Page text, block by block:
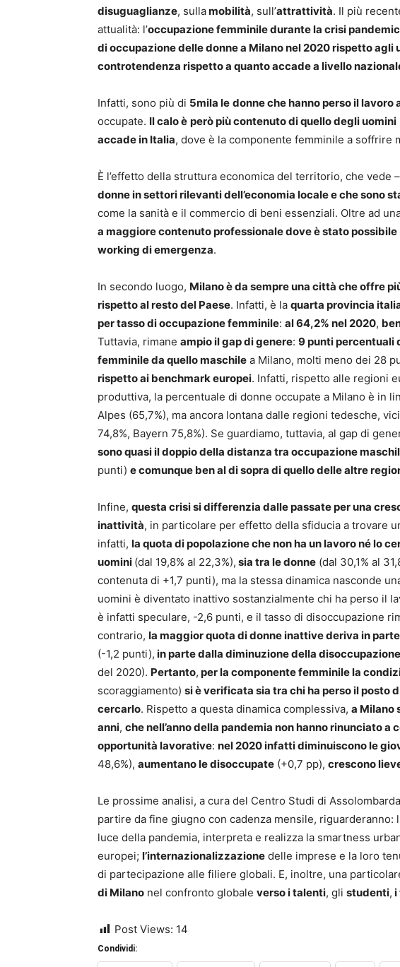
disuguaglianze, sullamobilità, sull’attrattività. Il più
attualità: l’occupazione femminile durante la crisi
di occupazione delle donne a Milano nel 2020 rispetto agli
controtendenza rispetto a quanto accade a livello
Infatti, sono più di 5mila le donne che hanno perso il lavoro
occupate. Il calo è però più contenuto di quello degli uomini
accade in Italia, dove è la componente femminile a soffrire
È l’effetto della struttura economica del territorio, che vede
donne in settori rilevanti dell’economia locale e che sono
come la sanità e il commercio di beni essenziali. Oltre ad
a maggiore contenuto professionale dove è stato possibile
working di emergenza.
In secondo luogo, Milano è da sempre una città che offre
rispetto al resto del Paese. Infatti, è la quarta provincia
per tasso di occupazione femminile: al 64,2% nel 2020,
Tuttavia, rimane ampio il gap di genere: 9 punti percentuali
femminile da quello maschile a Milano, molti meno dei 28
rispetto ai benchmark europei. Infatti, rispetto alle regioni
produttiva, la percentuale di donne occupate a Milano è in
Alpes (65,7%), ma ancora lontana dalle regioni tedesche,
74,8%, Bayern 75,8%). Se guardiamo, tuttavia, al gap di
sono quasi il doppio della distanza tra occupazione
punti) e comunque ben al di sopra di quello delle altre
Infine, questa crisi si differenzia dalle passate per una
inattività, in particolare per effetto della sfiducia a trovare
infatti, la quota di popolazione che non ha un lavoro né lo
uomini (dal 19,8% al 22,3%), sia tra le donne (dal 30,1% al
contenuta di +1,7 punti), ma la stessa dinamica nasconde
uomini è diventato inattivo sostanzialmente chi ha perso il
è infatti speculare, -2,6 punti, e il tasso di disoccupazione
contrario, la maggior quota di donne inattive deriva in
(-1,2 punti), in parte dalla diminuzione della disoccupazione
del 2020). Pertanto, per la componente femminile la
scoraggiamento) si è verificata sia tra chi ha perso il posto
cercarlo. Rispetto a questa dinamica complessiva, a Milano
anni, che nell’anno della pandemia non hanno rinunciato a
opportunità lavorative: nel 2020 infatti diminuiscono le
48,6%), aumentano le disoccupate (+0,7 pp), crescono
Le prossime analisi, a cura del Centro Studi di
partire da fine giugno con cadenza mensile, riguarderanno:
luce della pandemia, interpreta e realizza la smartness
europei; l’internazionalizzazione delle imprese e la loro
di partecipazione alle filiere globali. E, inoltre, una
di Milano nel confronto globale verso i talenti, gli studenti, i
Post Views: 14
Condividi: